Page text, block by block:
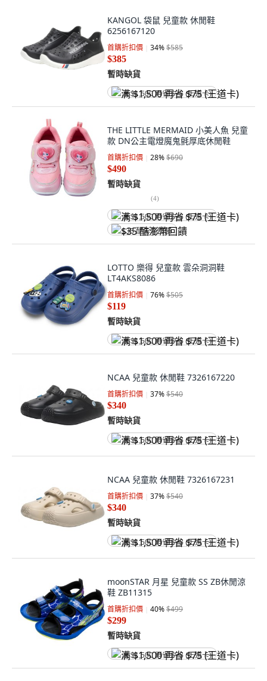
KANGOL 袋鼠 兒童款 休閒鞋
6256167120
首購折扣價 34%$585
$385
暫時缺貨
满 $1,500 再省 $75 (王道卡)
THE LITTLE MERMAID 小美人魚 兒童
款 DN公主電燈魔鬼氈厚底休閒鞋
首購折扣價 28%$690
$490
暫時缺貨
(4)
满 $1,500 再省 $75 (王道卡)
$35 酷澎幣回饋
LOTTO 樂得 兒童款 雲朵洞洞鞋
LT4AKS8086
首購折扣價 76%$505
$119
暫時缺貨
满 $1,500 再省 $75 (王道卡)
NCAA 兒童款 休閒鞋 7326167220
首購折扣價 37%$540
$340
暫時缺貨
满 $1,500 再省 $75 (王道卡)
NCAA 兒童款 休閒鞋 7326167231
首購折扣價 37%$540
$340
暫時缺貨
满 $1,500 再省 $75 (王道卡)
moonSTAR 月星 兒童款 SS ZB休閒涼
鞋 ZB11315
首購折扣價 40%$499
$299
暫時缺貨
满 $1,500 再省 $75 (王道卡)